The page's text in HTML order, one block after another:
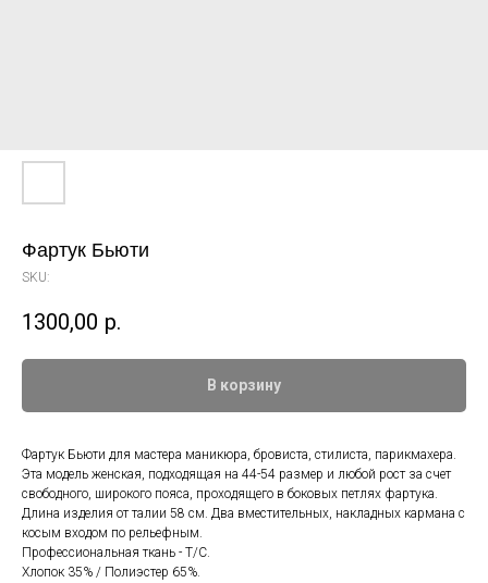
Фартук Бьюти
SKU:
1300,00 р.
В корзину
Фартук Бьюти для мастера маникюра, бровиста, стилиста, парикмахера.
Эта модель женская, подходящая на 44-54 размер и любой рост за счет
свободного, широкого пояса, проходящего в боковых петлях фартука.
Длина изделия от талии 58 см. Два вместительных, накладных кармана с
косым входом по рельефным.
Профессиональная ткань - Т/С.
Хлопок 35% / Полиэстер 65%.